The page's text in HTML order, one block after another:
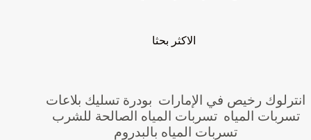
الاكثر بحثا
انترلوك رخيص في الإمارات بودرة تسليك بلاعات
تسربات المياه تسربات المياه الصالحة للشرب
تسربات المياه بالبدروم